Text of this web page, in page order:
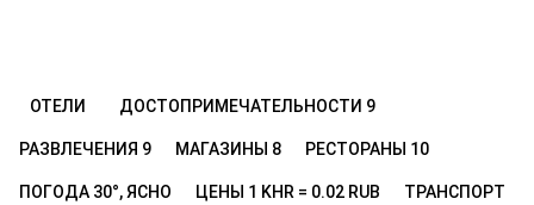
ОТЕЛИ ДОСТОПРИМЕЧАТЕЛЬНОСТИ 9
РАЗВЛЕЧЕНИЯ 9 МАГАЗИНЫ 8 РЕСТОРАНЫ 10
ПОГОДА 30°, ЯСНО ЦЕНЫ 1 KHR = 0.02 RUB ТРАНСПОРТ